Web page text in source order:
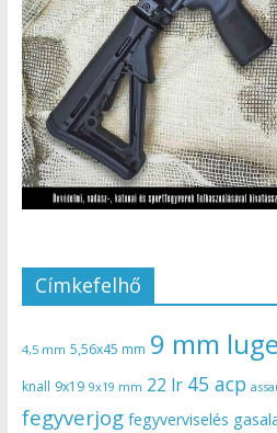
Címkefelhő
4,5 mm 5,56x45 mm 9 mm
knall 9x19 9x19 mm 22 lr 45 acp
fegyverjog fegyverviselés